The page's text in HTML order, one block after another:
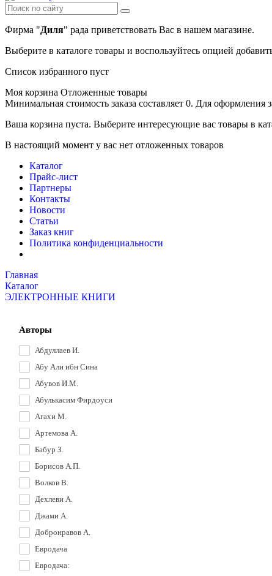
Фирма "Диля" рада приветствовать Вас в нашем магазине.
Выберите в каталоге товары и воспользуйтесь опцией
Список избранного пуст
Моя корзина Отложенные товары
Минимальная стоимость заказа составляет 0. Для оформления
Ваша корзина пуста. Выберите интересующие вас товары в
В настоящий момент у вас нет отложенных товаров
Каталог
Прайс-лист
Партнеры
Контакты
Новости
Статьи
Заказ книг
Политика конфиденциальности
Главная
Каталог
ЭЛЕКТРОННЫЕ КНИГИ
Авторы
Абдуллаев И.
Абу Али ибн Сина
Абувов И.М.
Абулькасим Фирдоуси
Агахи М.
Артемова А.
Бабур З.
Борисов А.П.
Волков В.
Дехлеви А.
Джами А.
Добронравов А.
Евродача
Евродача: